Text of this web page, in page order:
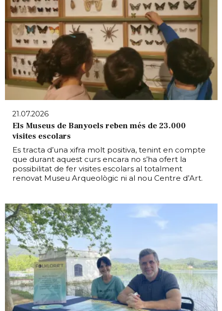
21.07.2026
Els Museus de Banyoels reben més de 23.000
visites escolars
Es tracta d’una xifra molt positiva, tenint en compte
que durant aquest curs encara no s’ha ofert la
possibilitat de fer visites escolars al totalment
renovat Museu Arqueològic ni al nou Centre d’Art.